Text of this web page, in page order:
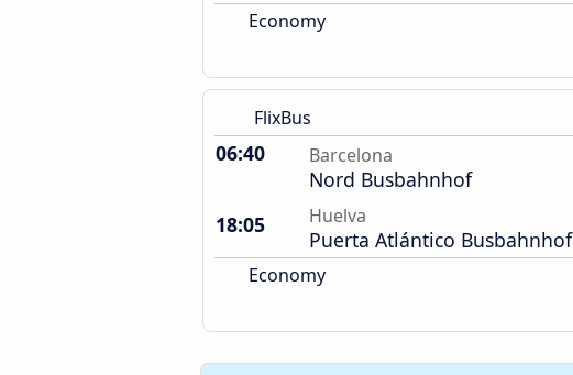
Economy
FlixBus
06:40 Barcelona
Nord Busbahnhof
18:05
Huelva
Puerta Atlántico Busbahnhof
Economy